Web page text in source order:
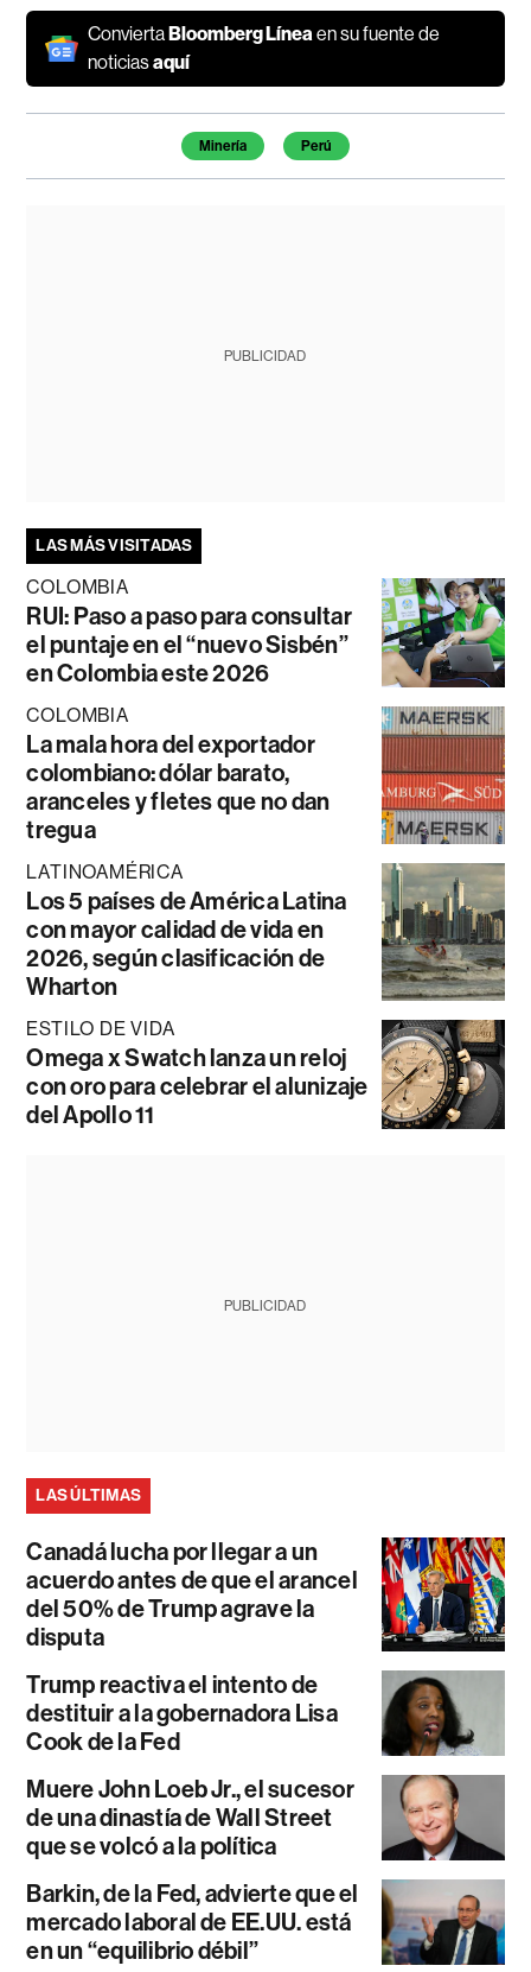
ConviertaBloomberg Líneaen su fuente de
noticiasaquí
Temas de este artículo
Minería Perú
PUBLICIDAD
LAS MÁS VISITADAS
COLOMBIA
RUI: Paso a paso para consultar
el puntaje en el “nuevo Sisbén”
en Colombia este 2026
COLOMBIA
La mala hora del exportador
colombiano: dólar barato,
aranceles y fletes que no dan
tregua
LATINOAMÉRICA
Los 5 países de América Latina
con mayor calidad de vida en
2026, según clasificación de
Wharton
ESTILO DE VIDA
Omega x Swatch lanza un reloj
con oro para celebrar el alunizaje
del Apollo 11
PUBLICIDAD
LAS ÚLTIMAS
Canadá lucha por llegar a un
acuerdo antes de que el arancel
del 50% de Trump agrave la
disputa
Trump reactiva el intento de
destituir a la gobernadora Lisa
Cook de la Fed
Muere John Loeb Jr., el sucesor
de una dinastía de Wall Street
que se volcó a la política
Barkin, de la Fed, advierte que el
mercado laboral de EE.UU. está
en un “equilibrio débil”